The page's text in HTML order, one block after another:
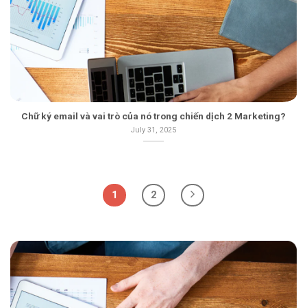
Chữ ký email và vai trò của nó trong chiến dịch 2 Marketing?
July 31, 2025
1 2